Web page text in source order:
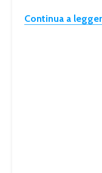
Continua a